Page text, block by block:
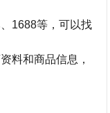
1688等，可以找
料和商品信息，